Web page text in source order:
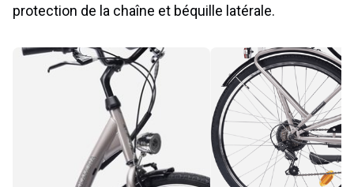
protection de la chaîne et béquille latérale.